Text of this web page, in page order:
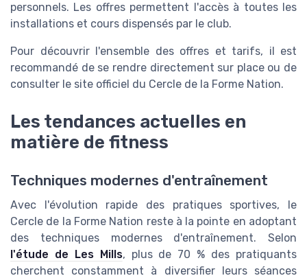
personnels. Les offres permettent l'accès à toutes les
installations et cours dispensés par le club.
Pour découvrir l'ensemble des offres et tarifs, il est
recommandé de se rendre directement sur place ou de
consulter le site officiel du Cercle de la Forme Nation.
Les tendances actuelles en
matière de fitness
Techniques modernes d'entraînement
Avec l'évolution rapide des pratiques sportives, le
Cercle de la Forme Nation reste à la pointe en adoptant
des techniques modernes d'entraînement. Selon
l'étude de Les Mills, plus de 70 % des pratiquants
cherchent constamment à diversifier leurs séances